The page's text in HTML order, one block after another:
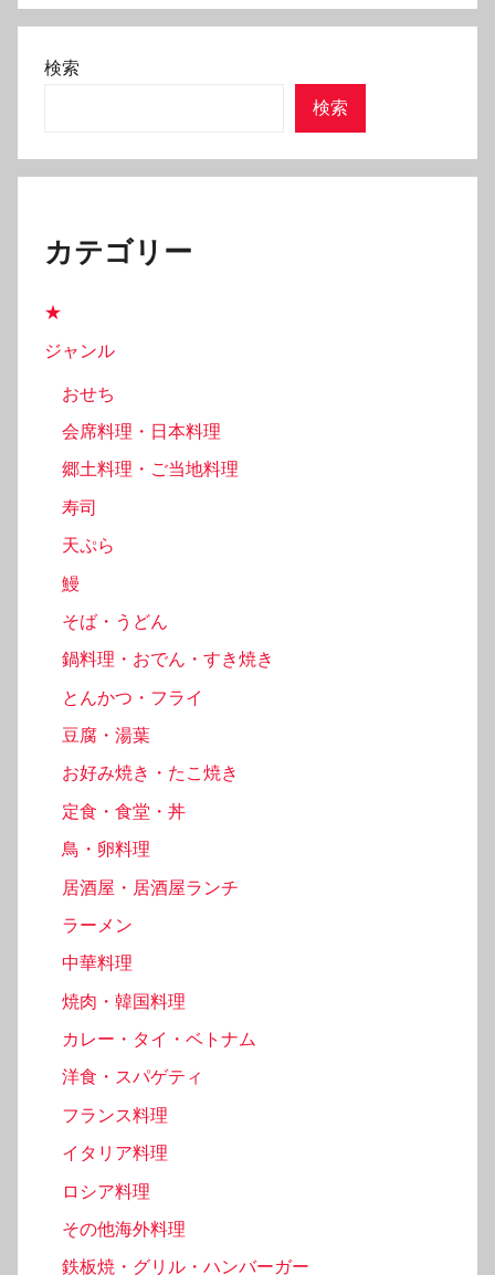
検索
検索
カテゴリー
★
ジャンル
おせち
会席料理・日本料理
郷土料理・ご当地料理
寿司
天ぷら
鰻
そば・うどん
鍋料理・おでん・すき焼き
とんかつ・フライ
豆腐・湯葉
お好み焼き・たこ焼き
定食・食堂・丼
鳥・卵料理
居酒屋・居酒屋ランチ
ラーメン
中華料理
焼肉・韓国料理
カレー・タイ・ベトナム
洋食・スパゲティ
フランス料理
イタリア料理
ロシア料理
その他海外料理
鉄板焼・グリル・ハンバーガー